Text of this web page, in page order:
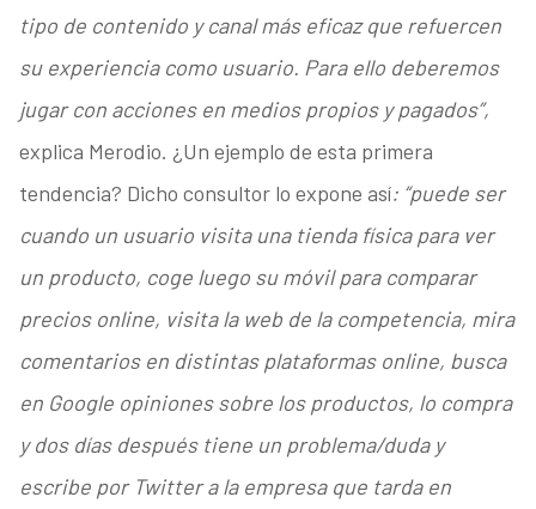
tipo de contenido y canal más eficaz que refuercen
su experiencia como usuario. Para ello deberemos
jugar con acciones en medios propios y pagados”,
explica Merodio. ¿Un ejemplo de esta primera
tendencia? Dicho consultor lo expone así: “puede ser
cuando un usuario visita una tienda física para ver
un producto, coge luego su móvil para comparar
precios online, visita la web de la competencia, mira
comentarios en distintas plataformas online, busca
en Google opiniones sobre los productos, lo compra
y dos días después tiene un problema/duda y
escribe por Twitter a la empresa que tarda en